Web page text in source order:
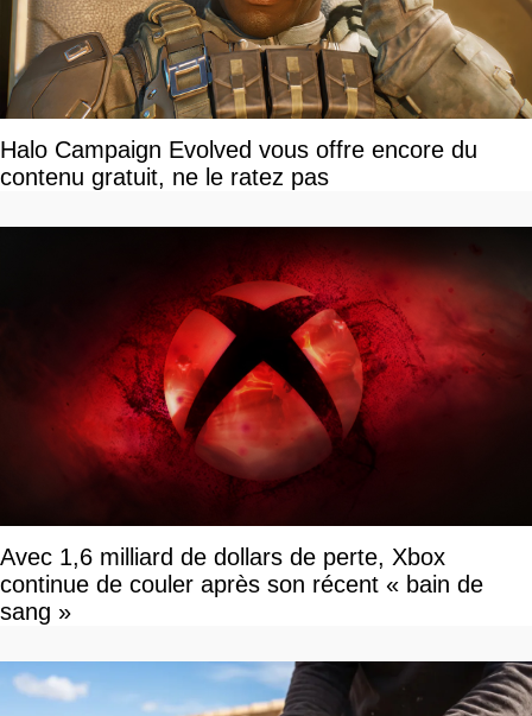
Halo Campaign Evolved vous offre encore du
contenu gratuit, ne le ratez pas
Avec 1,6 milliard de dollars de perte, Xbox
continue de couler après son récent « bain de
sang »